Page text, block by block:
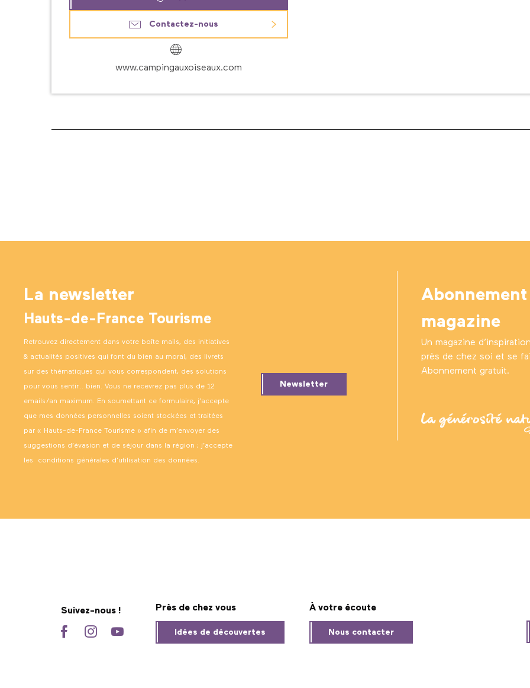
Contactez-nous
www.campingauxoiseaux.com
La newsletter
Hauts-de-France Tourisme
Retrouvez directement dans votre boîte mails, des initiatives
& actualités positives qui font du bien au moral, des livrets
sur des thématiques qui vous correspondent, des solutions
pour vous sentir… bien. Vous ne recevrez pas plus de 12
emails/an maximum. En soumettant ce formulaire, j’accepte
que mes données personnelles soient stockées et traitées
par « Hauts-de-France Tourisme » afin de m’envoyer des
suggestions d’évasion et de séjour dans la région ; j’accepte
les conditions générales d’utilisation des données.
Newsletter
Abonnement
magazine
Un magazine
près de chez soi et se
Abonnement gratuit.
Suivez-nous ! Près de chez vous
Idées de découvertes
À votre écoute
Nous contacter